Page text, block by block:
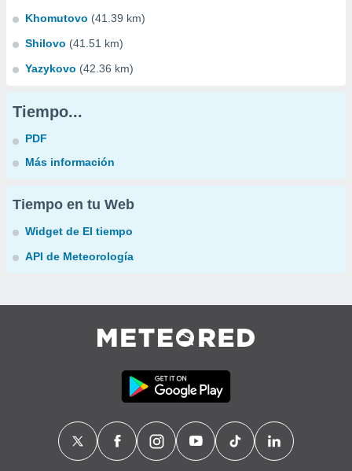
Khomutovo (41.39 km)
Shilovo (41.51 km)
Yazykovo (42.36 km)
Tiempo...
PDF
Más información
Tiempo en tu Web
Widget de El tiempo
API de Meteorología